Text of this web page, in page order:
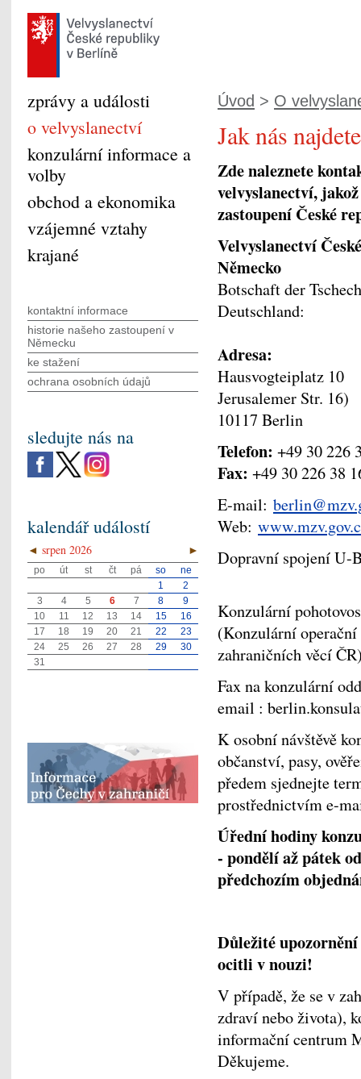
Úvod > O
Jak nás najdete
Zde naleznete
velvyslanectví,
zastoupení České
Velvyslanectví
Německo
Botschaft der
Deutschland:
Adresa:
Hausvogteiplatz 10
Jerusalemer Str. 16)
10117 Berlin
Telefon: +49 30 226
Fax: +49 30 226 38
E-mail:
Web:
Dopravní spojení U-
Konzulární
(Konzulární
zahraničních věcí
Fax na konzulární
email :
K osobní návštěvě
občanství, pasy,
předem sjednejte
prostřednictvím e-
Úřední hodiny
- pondělí až pátek
předchozím
Důležité
ocitli v nouzi!
V případě, že se v
zdraví nebo života),
informační centrum
Děkujeme.
zprávy a události
o velvyslanectví
konzulární informace a
volby
obchod a ekonomika
vzájemné vztahy
krajané
kontaktní informace
historie našeho zastoupení v
Německu
ke stažení
ochrana osobních údajů
sledujte nás na
kalendář událostí
◄ ►
srpen 2026
po út st čt pá so
ne
1
2
3
4 5 6 7 8
9
10
11 12 13 14 15
16
17
18 19 20 21 22
23
24
25 26 27 28 29
30
31